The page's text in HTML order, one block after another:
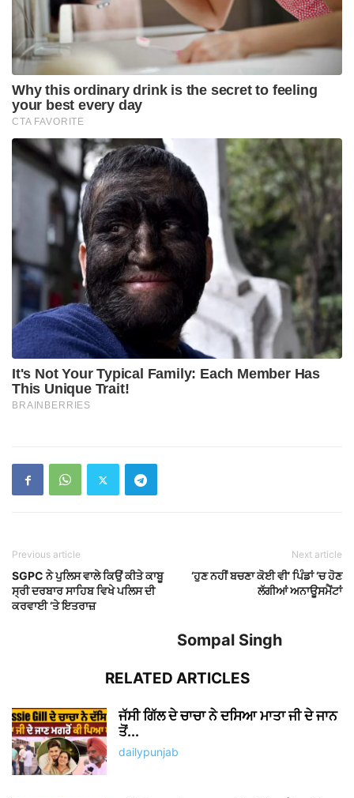
Previous article
SGPC ਨੇ ਪੁਲਿਸ ਵਾਲੇ ਕਿਉਂ ਕੀਤੇ ਕਾਬੂ
ਸ੍ਰੀ ਦਰਬਾਰ ਸਾਹਿਬ ਵਿਖੇ ਪਲਿਸ ਦੀ
ਕਰਵਾਈ ‘ਤੇ ਇਤਰਾਜ਼
Next article
‘ਹੁਣ ਨਹੀਂ ਬਚਣਾ ਕੋਈ ਵੀ’ ਪਿੰਡਾਂ ‘ਚ ਹੋਣ
ਲੱਗੀਆਂ ਅਨਾਊਸਮੈਂਟਾਂ
Sompal Singh
RELATED ARTICLES
ਜੱਸੀ ਗਿੱਲ ਦੇ ਚਾਚਾ ਨੇ ਦਸਿਆ ਮਾਤਾ ਜੀ ਦੇ ਜਾਨ
ਤੋਂ...
dailypunjab